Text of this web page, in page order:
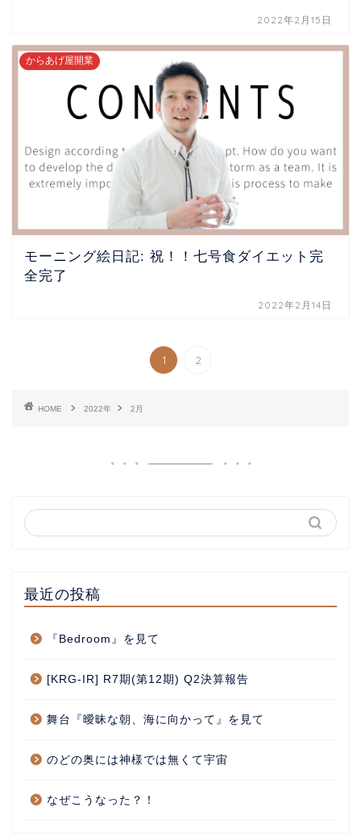
2022年2月15日
からあげ屋開業
モーニング絵日記: 祝！！七号食ダイエット完
全完了
2022年2月14日
1 2
HOME 2022年 2月
最近の投稿
『Bedroom』を見て
[KRG-IR] R7期(第12期) Q2決算報告
舞台『曖昧な朝、海に向かって』を見て
のどの奥には神様では無くて宇宙
なぜこうなった？！